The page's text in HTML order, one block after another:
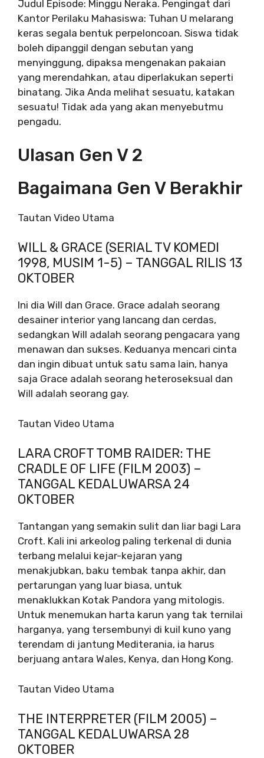
Judul Episode: Minggu Neraka. Pengingat dari
Kantor Perilaku Mahasiswa: Tuhan U melarang
keras segala bentuk perpeloncoan. Siswa tidak
boleh dipanggil dengan sebutan yang
menyinggung, dipaksa mengenakan pakaian
yang merendahkan, atau diperlakukan seperti
binatang. Jika Anda melihat sesuatu, katakan
sesuatu! Tidak ada yang akan menyebutmu
pengadu.
Ulasan Gen V 2
Bagaimana Gen V Berakhir
Tautan Video Utama
WILL & GRACE (SERIAL TV KOMEDI
1998, MUSIM 1-5) – TANGGAL RILIS 13
OKTOBER
Ini dia Will dan Grace. Grace adalah seorang
desainer interior yang lancang dan cerdas,
sedangkan Will adalah seorang pengacara yang
menawan dan sukses. Keduanya mencari cinta
dan ingin dibuat untuk satu sama lain, hanya
saja Grace adalah seorang heteroseksual dan
Will adalah seorang gay.
Tautan Video Utama
LARA CROFT TOMB RAIDER: THE
CRADLE OF LIFE (FILM 2003) –
TANGGAL KEDALUWARSA 24
OKTOBER
Tantangan yang semakin sulit dan liar bagi Lara
Croft. Kali ini arkeolog paling terkenal di dunia
terbang melalui kejar-kejaran yang
menakjubkan, baku tembak tanpa akhir, dan
pertarungan yang luar biasa, untuk
menaklukkan Kotak Pandora yang mitologis.
Untuk menemukan harta karun yang tak ternilai
harganya, yang tersembunyi di kuil kuno yang
terendam di jantung Mediterania, ia harus
berjuang antara Wales, Kenya, dan Hong Kong.
Tautan Video Utama
THE INTERPRETER (FILM 2005) –
TANGGAL KEDALUWARSA 28
OKTOBER